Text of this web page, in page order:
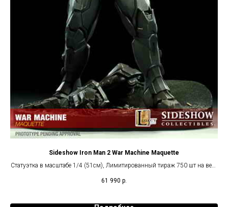
Sideshow Iron Man 2 War Machine Maquette
Статуэтка в масштабе 1/4 (51см), Лимитированный тираж 750 шт на весь
61 990 р.